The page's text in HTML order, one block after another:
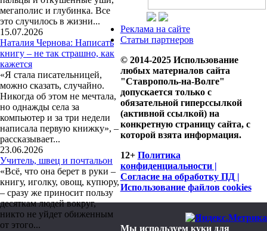
мегаполис и глубинка. Все
это случилось в жизни...
15.07.2026
Наталия Чернова: Написать
книгу – не так страшно, как
кажется
«Я стала писательницей,
можно сказать, случайно.
Никогда об этом не мечтала,
но однажды села за
компьютер и за три недели
написала первую книжку», –
рассказывает...
23.06.2026
Учитель, швец и почтальон
«Всё, что она берет в руки –
книгу, иголку, овощ, купюру,
– сразу же приносит пользу
десяткам людей вокруг,
никто не уйдет обиженным
от этого...
Реклама на сайте
Статьи партнеров
© 2014-2025 Использование
любых материалов сайта
"Ставрополь-на-Волге"
допускается только с
обязательной гиперссылкой
(активной ссылкой) на
конкретную страницу сайта, с
которой взята информация.
12+ Политика
конфиденциальности |
Согласие на обработку ПД |
Использование файлов cookies
Мы используем куки для